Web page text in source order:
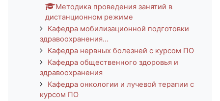
Методика проведения занятий в
дистанционном режиме
Кафедра мобилизационной подготовки
здравоохранения...
Кафедра нервных болезней с курсом ПО
Кафедра общественного здоровья и
здравоохранения
Кафедра онкологии и лучевой терапии с
курсом ПО